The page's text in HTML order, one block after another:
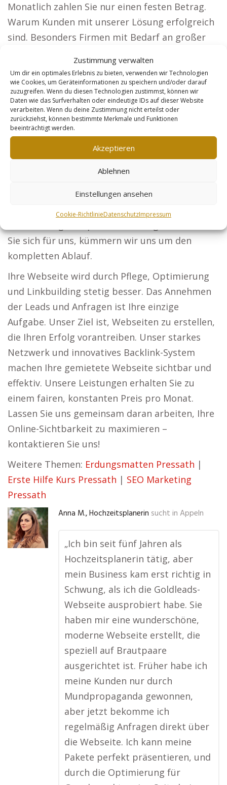
Zustimmung verwalten
Um dir ein optimales Erlebnis zu bieten, verwenden wir Technologien
wie Cookies, um Geräteinformationen zu speichern und/oder darauf
zuzugreifen. Wenn du diesen Technologien zustimmst, können wir
Daten wie das Surfverhalten oder eindeutige IDs auf dieser Website
verarbeiten. Wenn du deine Zustimmung nicht erteilst oder
zurückziehst, können bestimmte Merkmale und Funktionen
beeinträchtigt werden.
Akzeptieren
Ablehnen
Einstellungen ansehen
Cookie-RichtlinieDatenschutzImpressum
Monatlich zahlen Sie nur einen festen Betrag.
Warum Kunden mit unserer Lösung erfolgreich
sind. Besonders Firmen mit Bedarf an großer
darunter: Rechtsanwälte: Gewinnen Sie neue
Mandanten durch deutschlandweite
Sichtbarkeit. Architekten: Mit eindrucksvollen
Projekten gewinnen Sie neue Auftraggeber.
Steuerberater: Lassen Sie Ihre Angebote für
Unternehmen und Privatkunden sichtbar
Veranstaltungen. Online-Händler: Durch
Produktoptimierung ziehen Sie mehr Kunden
Sie sich für uns, kümmern wir uns um den
kompletten Ablauf.
Ihre Webseite wird durch Pflege, Optimierung
und Linkbuilding stetig besser. Das Annehmen
der Leads und Anfragen ist Ihre einzige
Aufgabe. Unser Ziel ist, Webseiten zu erstellen,
die Ihren Erfolg vorantreiben. Unser starkes
Netzwerk und innovatives Backlink-System
machen Ihre gemietete Webseite sichtbar und
effektiv. Unsere Leistungen erhalten Sie zu
einem fairen, konstanten Preis pro Monat.
Lassen Sie uns gemeinsam daran arbeiten, Ihre
Online-Sichtbarkeit zu maximieren –
kontaktieren Sie uns!
Weitere Themen: Erdungsmatten Pressath |
Erste Hilfe Kurs Pressath | SEO Marketing
Pressath
Anna M., Hochzeitsplanerin sucht in Appeln
„Ich bin seit fünf Jahren als
Hochzeitsplanerin tätig, aber
mein Business kam erst richtig in
Schwung, als ich die Goldleads-
Webseite ausprobiert habe. Sie
haben mir eine wunderschöne,
moderne Webseite erstellt, die
speziell auf Brautpaare
ausgerichtet ist. Früher habe ich
meine Kunden nur durch
Mundpropaganda gewonnen,
aber jetzt bekomme ich
regelmäßig Anfragen direkt über
die Webseite. Ich kann meine
Pakete perfekt präsentieren, und
durch die Optimierung für